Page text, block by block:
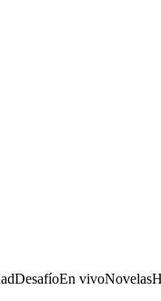
DesafíoEn vivoNovelas